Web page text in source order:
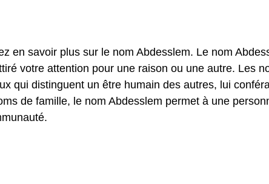
en savoir plus sur le nom Abdesslem. Le nom
votre attention pour une raison ou une autre. Les
qui distinguent un être humain des autres, lui
de famille, le nom Abdesslem permet à une